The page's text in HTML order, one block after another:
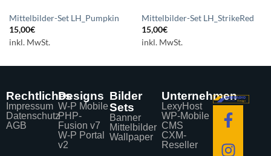
Mittelbilder-Set LH_Pumpkin
15,00€
inkl. MwSt.
Mittelbilder-Set LH_StrikeRed
15,00€
inkl. MwSt.
Rechtliches
Impressum
Datenschutz
AGB
Designs
W-P Mobile
PHP-
Fusion v7
W-P Portal
v2
Bilder
Sets
Banner
Mittelbilder
Wallpaper
Unternehmen
LexyHost
WP-Mobile
CMS
CXM-
Reseller